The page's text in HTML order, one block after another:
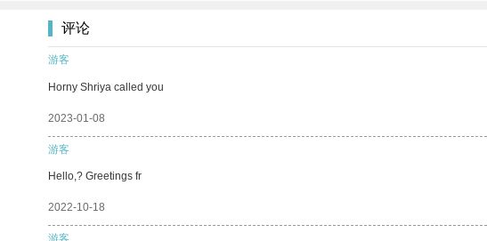
评论
游客
Horny Shriya called you
2023-01-08
游客
Hello,? Greetings fr
2022-10-18
游客